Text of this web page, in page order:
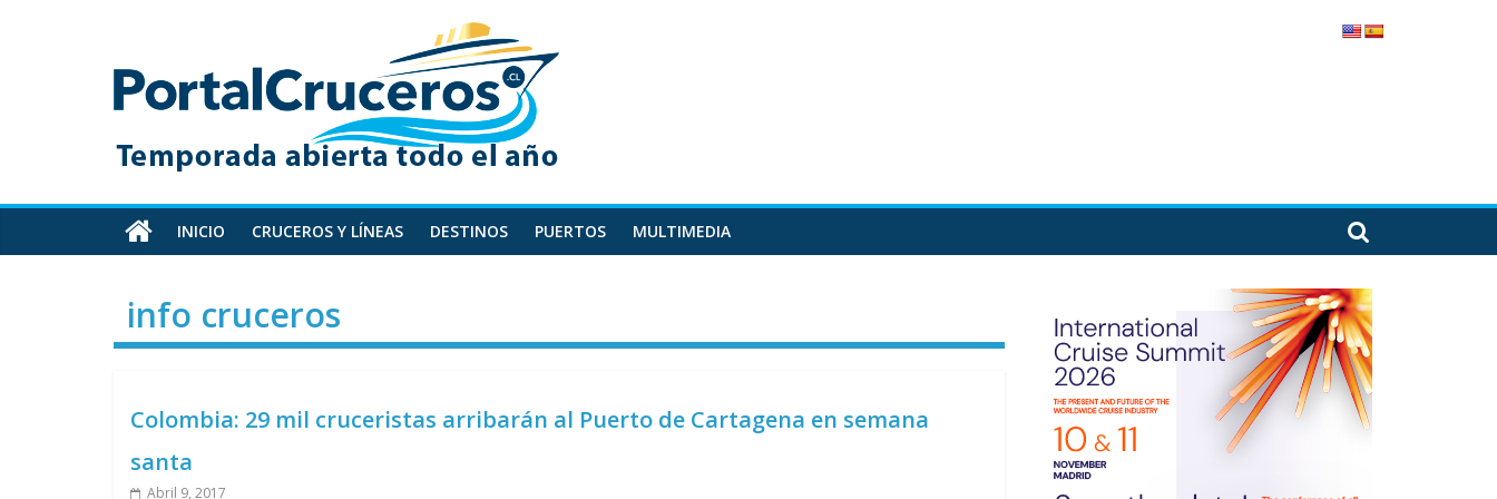
PortalCruceros
Toda
información
cruceros
en
un
sitio
INICIO CRUCEROS Y LÍNEAS DESTINOS PUERTOS MULTIMEDIA
info cruceros
Colombia: 29 mil cruceristas arribarán al Puerto de Cartagena en semana
santa
Abril 9, 2017